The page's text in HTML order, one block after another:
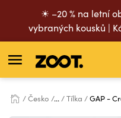
☀ –20 % na letní
vybraných kousků |
Česko ... Tílka GAP -